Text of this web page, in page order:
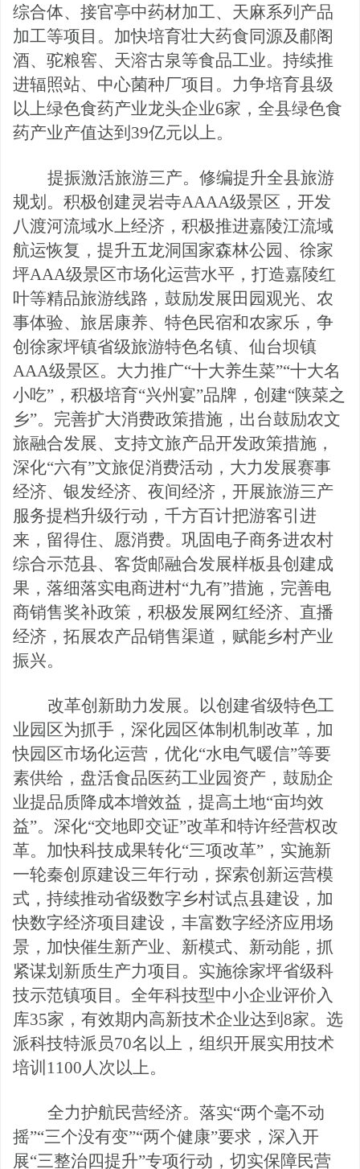
综合体、接官亭中药材加工、天麻系列产品
加工等项目。加快培育壮大药食同源及郙阁
酒、驼粮窖、天溶古泉等食品工业。 持续推
进辐照站、中心菌种厂项目。力争培育县级
以上绿色食药产业龙头企业6家，全县绿色食
药产业产值达到39亿元以上。
提振激活旅游三产。修编提升全县旅游
规划。积极创建灵岩寺AAAA级景区，开发
八渡河流域水上经济，积极推进嘉陵江流域
航运恢复，提升五龙洞国家森林公园、徐家
坪AAA级景区市场化运营水平，打造嘉陵红
叶等精品旅游线路，鼓励发展田园观光、农
事体验、旅居康养、特色民宿和农家乐，争
创徐家坪镇省级旅游特色名镇、仙台坝镇
AAA级景区。大力推广“十大养生菜”“十大名
小吃”，积极培育“兴州宴”品牌，创建“陕菜之
乡”。完善扩大消费政策措施，出台鼓励农文
旅融合发展、支持文旅产品开发政策措施，
深化“六有”文旅促消费活动，大力发展赛事
经济、银发经济、夜间经济，开展旅游三产
服务提档升级行动，千方百计把游客引进
来，留得住、愿消费。巩固电子商务进农村
综合示范县、客货邮融合发展样板县创建成
果，落细落实电商进村“九有”措施，完善电
商销售奖补政策，积极发展网红经济、直播
经济，拓展农产品销售渠道，赋能乡村产业
振兴。
改革创新助力发展。以创建省级特色工
业园区为抓手，深化园区体制机制改革，加
快园区市场化运营，优化“水电气暖信”等要
素供给，盘活食品医药工业园资产，鼓励企
业提品质降成本增效益，提高土地“亩均效
益”。深化“交地即交证”改革和特许经营权改
革。加快科技成果转化“三项改革”，实施新
一轮秦创原建设三年行动，探索创新运营模
式，持续推动省级数字乡村试点县建设，加
快数字经济项目建设，丰富数字经济应用场
景，加快催生新产业、新模式、新动能，抓
紧谋划新质生产力项目。实施徐家坪省级科
技示范镇项目。全年科技型中小企业评价入
库35家，有效期内高新技术企业达到8家。选
派科技特派 员70名以上，组织开展实用技术
培训1100人次以上。
全力护航民营经济。落实“两个毫不动
摇”“三个没有变”“两个健康”要求，深入开
展“三整治四提升”专项行动，切实保障民营